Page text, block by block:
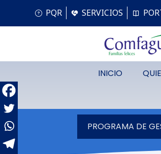
PQR SERVICIOS
INICIO
PROGRAMA DE